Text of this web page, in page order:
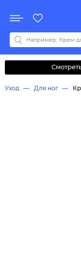
Все бренды
0-9ABCDEFGHIJKLM
Уход Для ног